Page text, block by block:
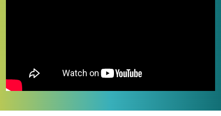
Le tre linee di stoviglie disponibili